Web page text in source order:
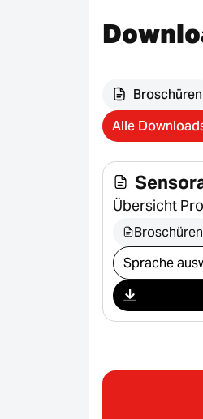
Broschüren
Alle
Übersicht
Broschüren
Download